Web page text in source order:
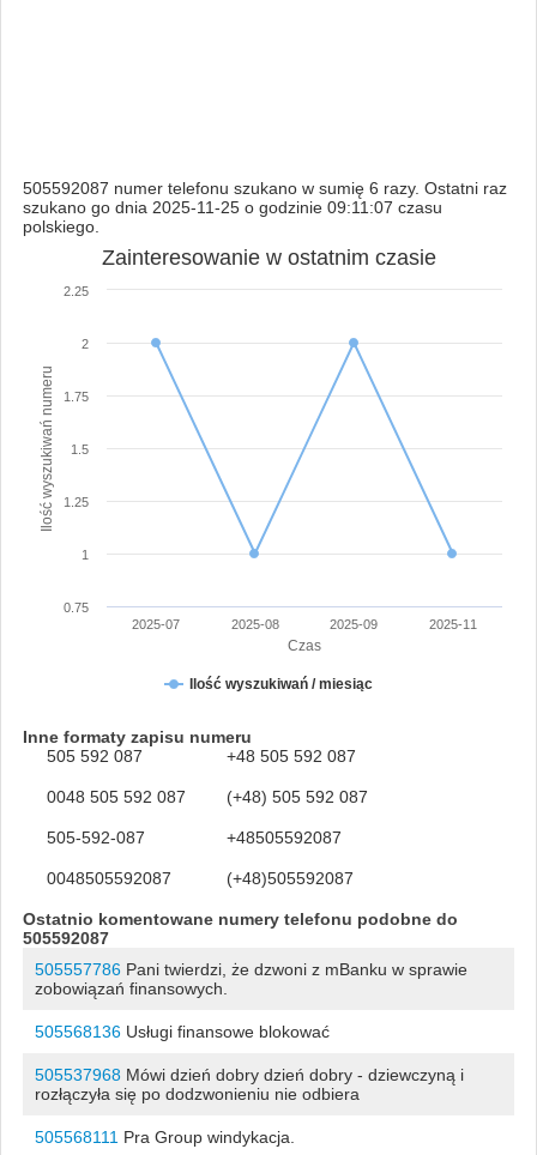
505592087 numer telefonu szukano w sumię 6 razy. Ostatni raz
szukano go dnia 2025-11-25 o godzinie 09:11:07 czasu
polskiego.
Czas
Ilość wyszukiwań numeru
Zainteresowanie w ostatnim czasie
Ilość wyszukiwań / miesiąc
2025-07 2025-08 2025-09 2025-11
0.75
1
1.25
1.5
1.75
2
2.25
Inne formaty zapisu numeru
505 592 087
+48 505 592 087
0048 505 592 087 (+48) 505 592 087
505-592-087 +48505592087
0048505592087 (+48)505592087
Ostatnio komentowane numery telefonu podobne do
505592087
505557786Pani twierdzi, że dzwoni z mBanku w sprawie
zobowiązań finansowych.
505568136Usługi finansowe blokować
505537968Mówi dzień dobry dzień dobry - dziewczyną i
rozłączyła się po dodzwonieniu nie odbiera
505568111 Pra Group windykacja.